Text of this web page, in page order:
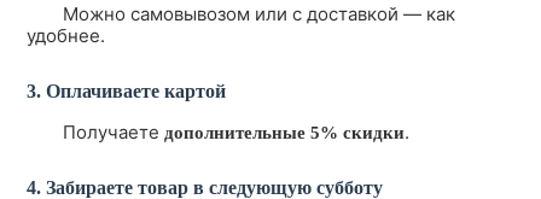
Можно самовывозом или с доставкой — как
удобнее.
3. Оплачиваете картой
Получаете дополнительные 5% скидки.
4. Забираете товар в следующую субботу